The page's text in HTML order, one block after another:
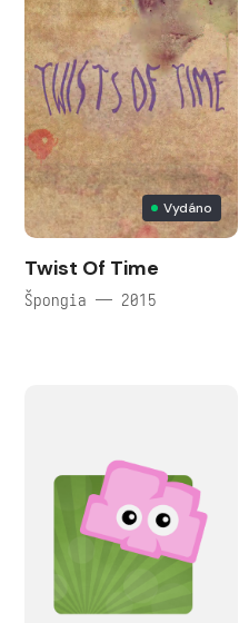
Vydáno
Twist Of Time
Špongia — 2015